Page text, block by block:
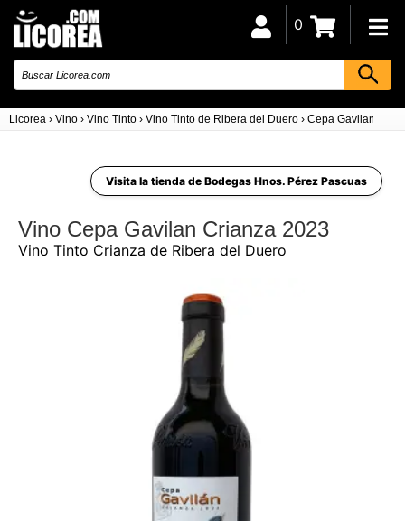
Licorea › Vino › Vino Tinto › Vino Tinto de Ribera del Duero › Cepa Gavilan
0
Visita la tienda de Bodegas Hnos. Pérez Pascuas
Vino Cepa Gavilan Crianza 2023
Vino Tinto Crianza de Ribera del Duero